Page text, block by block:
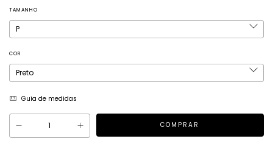
TAMANHO
COR
Guia de medidas